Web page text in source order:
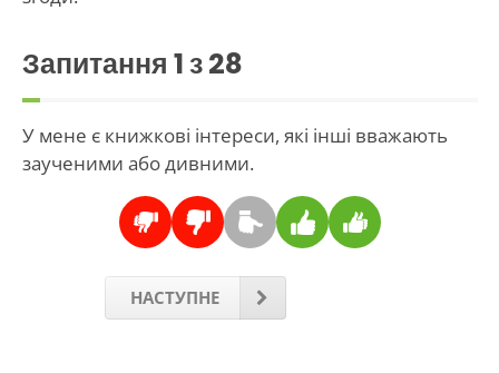
Запитання 1з 28
У мене є книжкові інтереси, які інші вважають
заученими або дивними.
НАСТУПНЕ